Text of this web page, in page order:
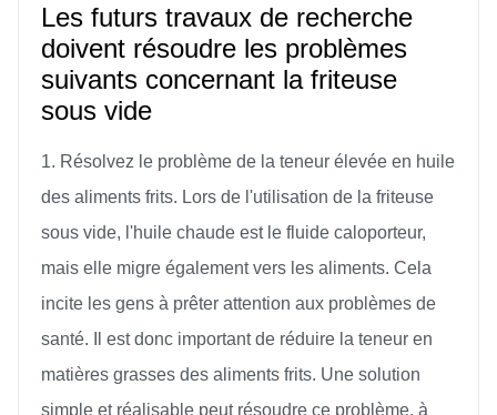
Les futurs travaux de recherche
doivent résoudre les problèmes
suivants concernant la friteuse
sous vide
1. Résolvez le problème de la teneur élevée en huile
des aliments frits. Lors de l'utilisation de la friteuse
sous vide, l'huile chaude est le fluide caloporteur,
mais elle migre également vers les aliments. Cela
incite les gens à prêter attention aux problèmes de
santé. Il est donc important de réduire la teneur en
matières grasses des aliments frits. Une solution
simple et réalisable peut résoudre ce problème, à